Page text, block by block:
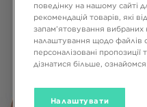
поведінку на нашому сайті
рекомендацій товарів, які
запам’ятовування
налаштування щодо файлів
персоналізовані
дізнатися більше,
Налаштувати